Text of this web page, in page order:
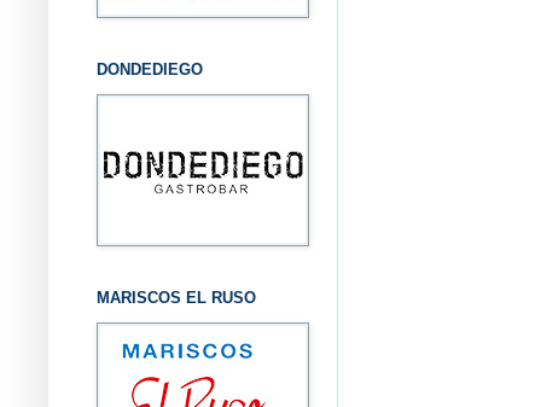
DONDEDIEGO
MARISCOS EL RUSO